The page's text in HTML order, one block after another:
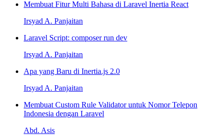
Membuat Fitur Multi Bahasa di Laravel Inertia React
Irsyad A. Panjaitan
Laravel Script: composer run dev
Irsyad A. Panjaitan
Apa yang Baru di Inertia.js 2.0
Irsyad A. Panjaitan
Membuat Custom Rule Validator untuk Nomor Telepon
Indonesia dengan Laravel
Abd. Asis